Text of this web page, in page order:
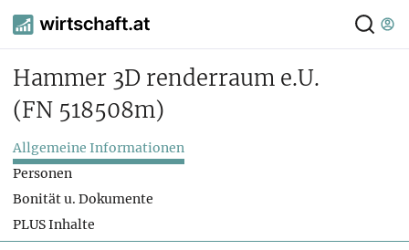
Hammer 3D renderraum e.U.
(FN 518508m)
Allgemeine Informationen
Personen
Bonität u. Dokumente
PLUS Inhalte